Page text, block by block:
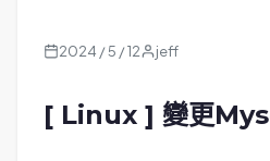
2024 / 5 / 12 jeff
[ Linux ] 變更